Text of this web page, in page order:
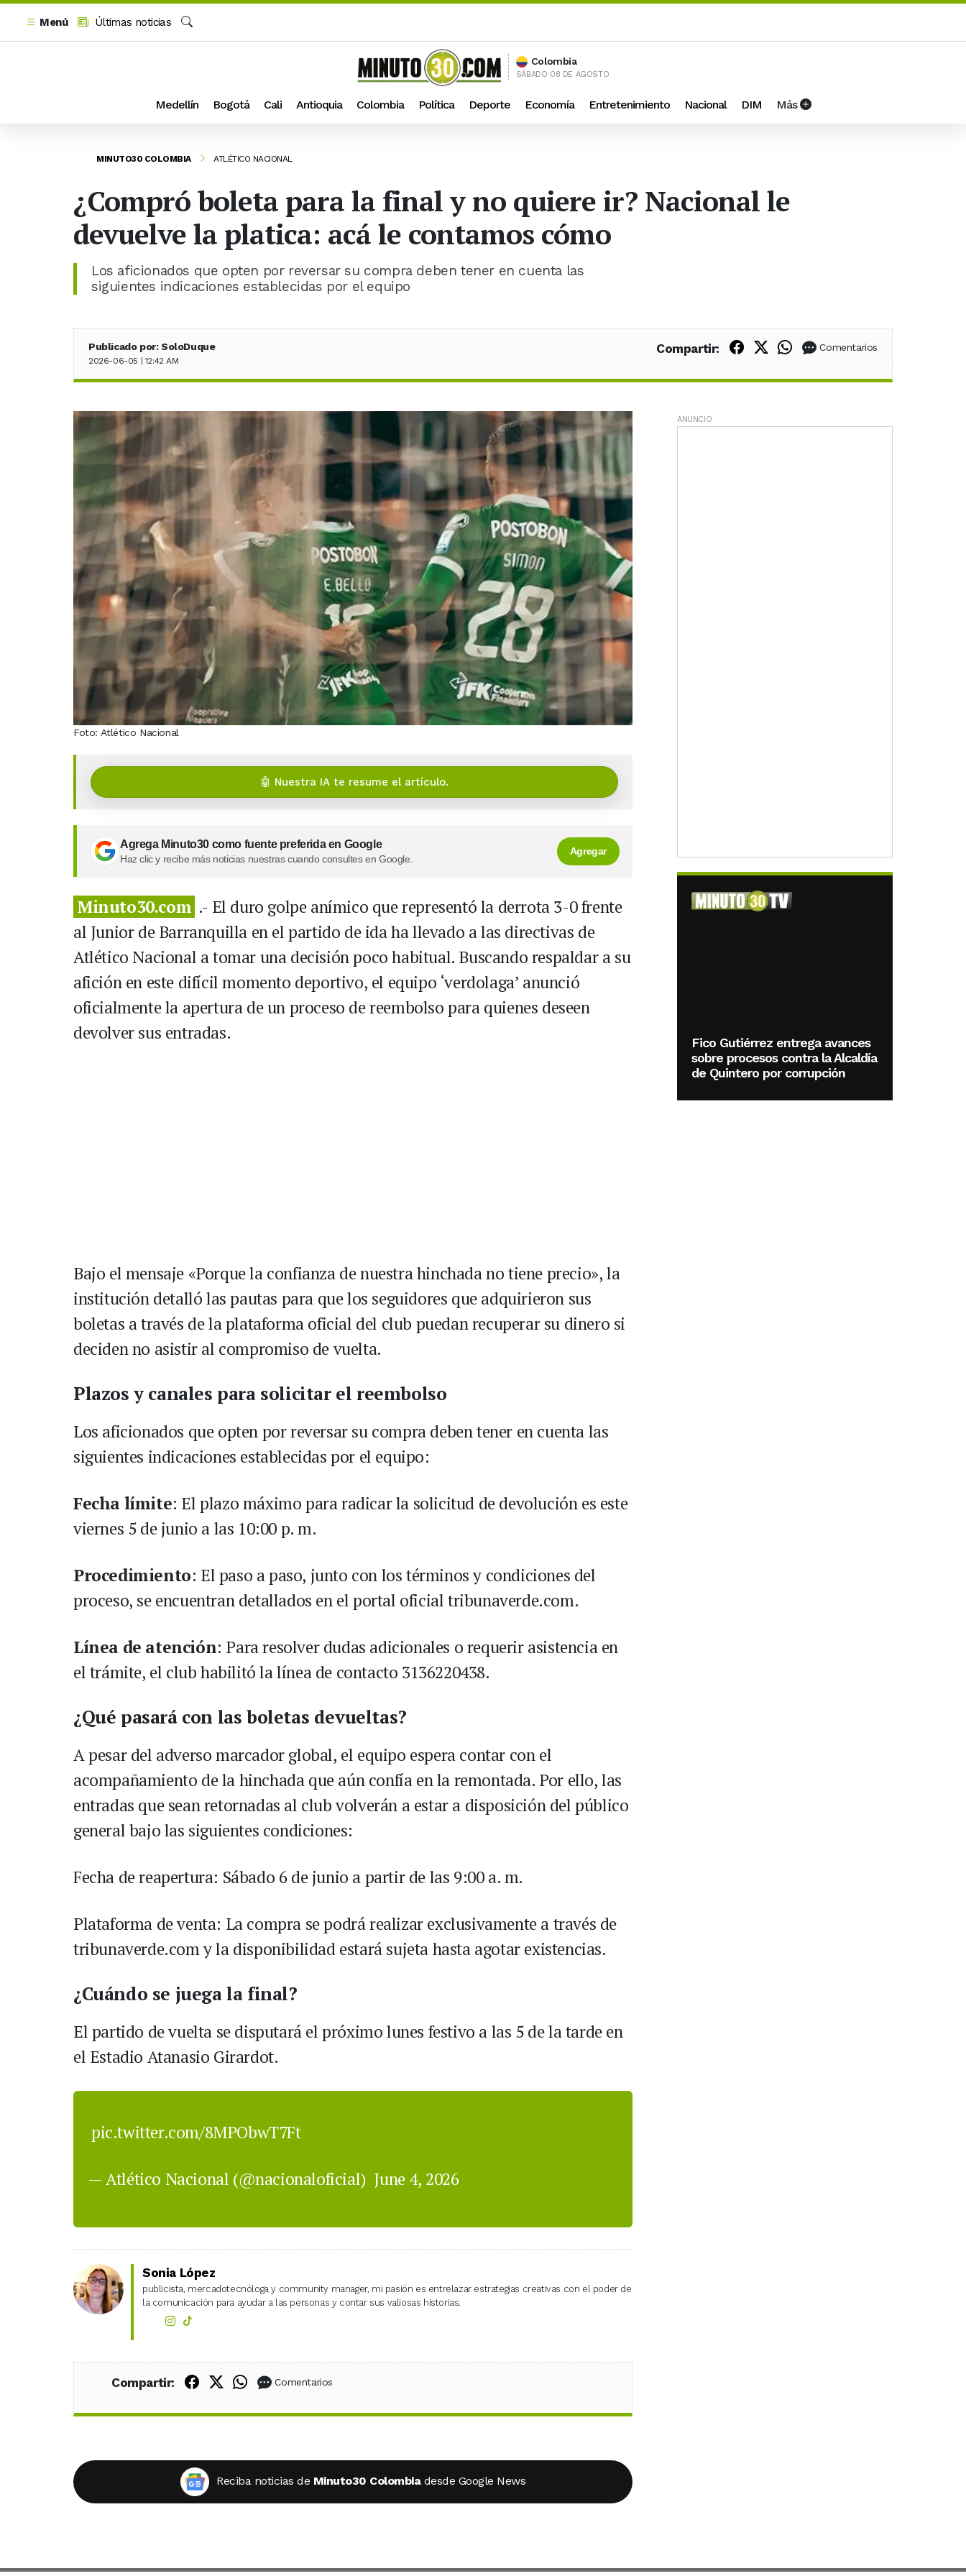
Menú
Últimas noticias
Buscar
Colombia
SÁBADO 08 DE AGOSTO
Medellín Bogotá Cali Antioquia Colombia Política Deporte Economía Entretenimiento Nacional DIM Más
MINUTO30 COLOMBIA ATLÉTICO NACIONAL
¿Compró boleta para la final y no quiere ir? Nacional le
devuelve la platica: acá le contamos cómo
Los aficionados que opten por reversar su compra deben tener en cuenta las
siguientes indicaciones establecidas por el equipo
Publicado por: SoloDuque
2026-06-05 | 12:42 AM
Compartir: Compartir en Facebook
Compartir en X (Twitter)
Compartir en WhatsApp
Comentarios
Foto: Atlético Nacional
🤖 Nuestra IA te resume el artículo.
Agrega Minuto30 como fuente preferida en Google
Haz clic y recibe más noticias nuestras cuando consultes en Google.
Agregar
Minuto30.com .- El duro golpe anímico que representó la derrota 3-0 frente
al Junior de Barranquilla en el partido de ida ha llevado a las directivas de
Atlético Nacional a tomar una decisión poco habitual. Buscando respaldar a su
afición en este difícil momento deportivo, el equipo ‘verdolaga’ anunció
oficialmente la apertura de un proceso de reembolso para quienes deseen
devolver sus entradas.
Bajo el mensaje «Porque la confianza de nuestra hinchada no tiene precio», la
institución detalló las pautas para que los seguidores que adquirieron sus
boletas a través de la plataforma oficial del club puedan recuperar su dinero si
deciden no asistir al compromiso de vuelta.
Plazos y canales para solicitar el reembolso
Los aficionados que opten por reversar su compra deben tener en cuenta las
siguientes indicaciones establecidas por el equipo:
Fecha límite: El plazo máximo para radicar la solicitud de devolución es este
viernes 5 de junio a las 10:00 p. m.
Procedimiento: El paso a paso, junto con los términos y condiciones del
proceso, se encuentran detallados en el portal oficial tribunaverde.com.
Línea de atención: Para resolver dudas adicionales o requerir asistencia en
el trámite, el club habilitó la línea de contacto 3136220438.
¿Qué pasará con las boletas devueltas?
A pesar del adverso marcador global, el equipo espera contar con el
acompañamiento de la hinchada que aún confía en la remontada. Por ello, las
entradas que sean retornadas al club volverán a estar a disposición del público
general bajo las siguientes condiciones:
Fecha de reapertura: Sábado 6 de junio a partir de las 9:00 a. m.
Plataforma de venta: La compra se podrá realizar exclusivamente a través de
tribunaverde.com y la disponibilidad estará sujeta hasta agotar existencias.
¿Cuándo se juega la final?
El partido de vuelta se disputará el próximo lunes festivo a las 5 de la tarde en
el Estadio Atanasio Girardot.
pic.twitter.com/8MPObwT7Ft
— Atlético Nacional (@nacionaloficial) June 4, 2026
Sonia López
publicista, mercadotecnóloga y community manager, mi pasión es entrelazar estrategias creativas con el poder de
la comunicación para ayudar a las personas y contar sus valiosas historias.
Compartir: Compartir en Facebook
Compartir en X (Twitter)
Compartir en WhatsApp
Comentarios
Reciba noticias de Minuto30 Colombia desde Google News
ANUNCIO
Fico Gutiérrez entrega avances
sobre procesos contra la Alcaldía
de Quintero por corrupción